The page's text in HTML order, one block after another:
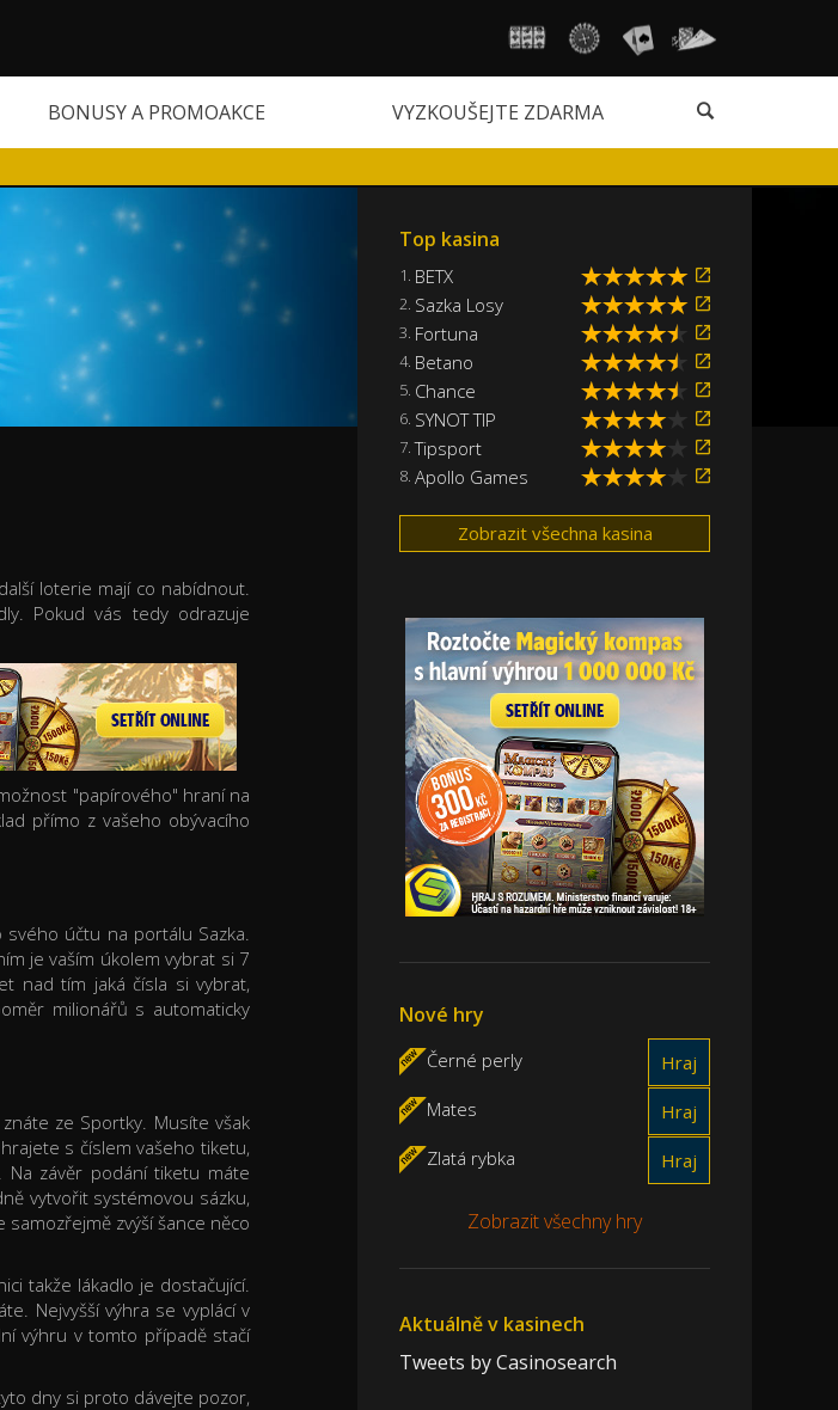
BONUSY A PROMOAKCE VYZKOUŠEJTE ZDARMA
loterie mají co nabídnout.
Pokud vás tedy odrazuje
"papírového" hraní na
přímo z vašeho obývacího
účtu na portálu Sazka.
je vaším úkolem vybrat si 7
nad tím jaká čísla si vybrat,
milionářů s automaticky
ze Sportky. Musíte však
s číslem vašeho tiketu,
závěr podání tiketu máte
vytvořit systémovou sázku,
zvýší šance něco
takže lákadlo je dostačující.
Nejvyšší výhra se vyplácí v
výhru v tomto případě stačí
dny si proto dávejte pozor,
Top kasina
1. BETX
2. Sazka Losy
3. Fortuna
4. Betano
5. Chance
6. SYNOT TIP
7.Tipsport
8. Apollo Games
Zobrazit všechna kasina
Nové hry
Černé perly
Hraj
Mates
Hraj
Zlatá rybka
Hraj
Zobrazit všechny hry
Aktuálně v kasinech
Tweets by Casinosearch